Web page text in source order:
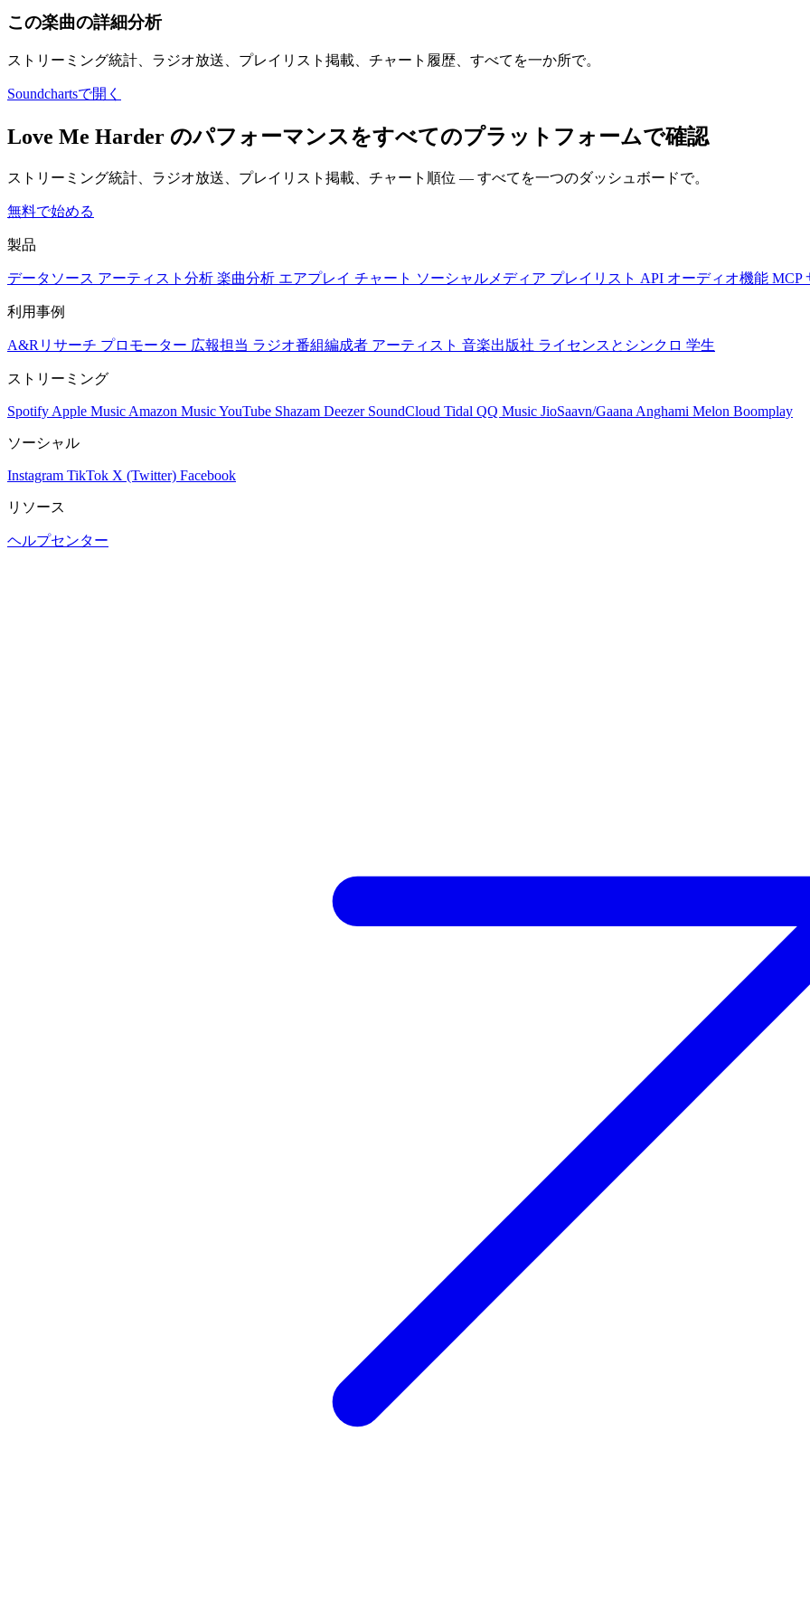
この楽曲の詳細分析
ストリーミング統計、ラジオ放送、プレイリスト掲載、チャート履歴、すべてを一か所で。
Soundchartsで開く
Love Me Harder のパフォーマンスをすべてのプラットフォームで確認
ストリーミング統計、ラジオ放送、プレイリスト掲載、チャート順位 — すべてを一つのダッシュボードで。
無料で始める
製品
データソース アーティスト分析 楽曲分析 エアプレイ チャート ソーシャルメディア プレイリスト API オーディオ機能 MCP
利用事例
A&Rリサーチ プロモーター 広報担当 ラジオ番組編成者 アーティスト 音楽出版社 ライセンスとシンクロ 学生
ストリーミング
Spotify Apple Music Amazon MusicYouTube Shazam Deezer SoundCloud Tidal QQ Music JioSaavn/Gaana Anghami Melon Boomplay
ソーシャル
Instagram TikTok X (Twitter) Facebook
リソース
ヘルプセンター